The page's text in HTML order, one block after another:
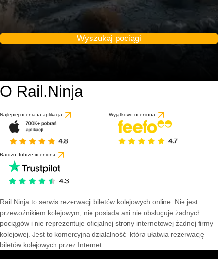
Wyszukaj pociągi
O Rail.Ninja
Najlepiej oceniana aplikacja Wyjątkowo oceniona
Bardzo dobrze oceniona
Rail Ninja to serwis rezerwacji biletów kolejowych online. Nie jest
przewoźnikiem kolejowym, nie posiada ani nie obsługuje żadnych
pociągów i nie reprezentuje oficjalnej strony internetowej żadnej firmy
kolejowej. Jest to komercyjna działalność, która ułatwia rezerwację
biletów kolejowych przez Internet.
na podstawie 1